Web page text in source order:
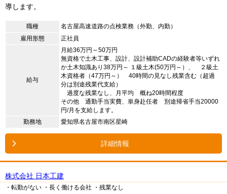
導します。
職種
名古屋高速道路の点検業務（外勤、内勤）
雇用形態
正社員
給与
月給36万円～50万円
無資格で土木工事、設計、設計補助CADの経験者等いずれ
か土木知識あり38万円～ １級土木(50万円～）、 ２級土
木資格者（47万円～） 40時間の見なし残業含む（超過
分は別途残業代支給）
過度な残業なし、月平均 概ね20時間程度
その他 通勤手当実費、単身赴任者 別途帰省手当20000
円/月を支給します。
勤務地
愛知県名古屋市南区星崎
詳細情報
株式会社 日本工建
・転勤がない ・長く働ける会社 ・残業なし